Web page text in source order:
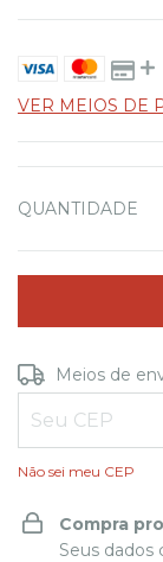
VER MEIOS DE
QUANTIDADE
Entregas para o
Meios de
Não sei meu CEP
Compra
Seus dados